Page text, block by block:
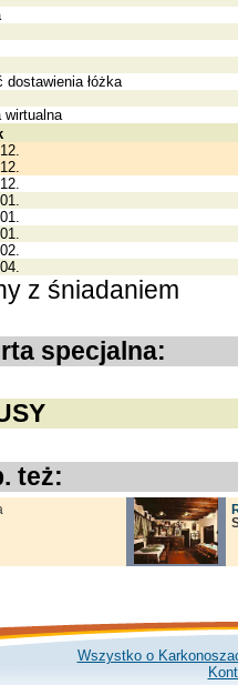
dostawienia łóżka
wirtualna
z śniadaniem
specjalna:
też:
Wszystko o